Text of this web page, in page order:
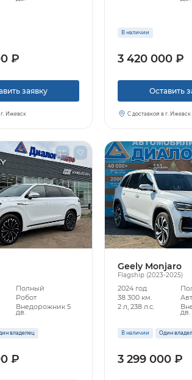
₽
заявку
г. Ижевск
В наличии
3 420 000 ₽
Оставить
С доставкой в г. Ижевск
Полный
Робот
Внедорожник 5
дв.
владелец
₽
Geely Monjaro
Flagship (2023-2025)
2024 год
38 300 км.
2 л, 238 л.с.
дв.
В наличии Один
3 299 000 ₽